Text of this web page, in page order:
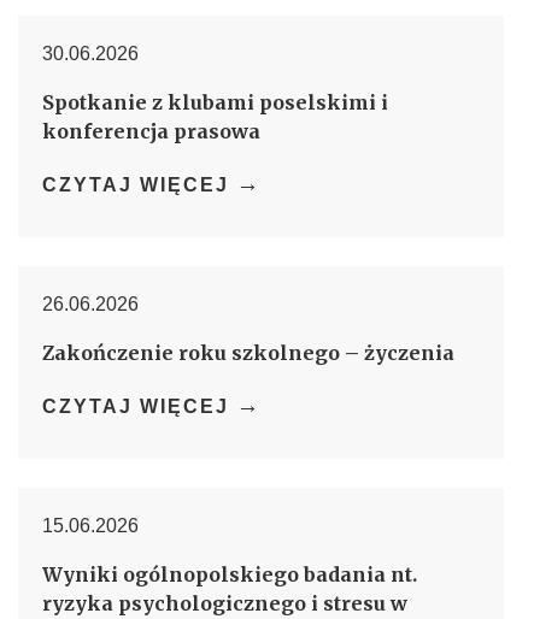
30.06.2026
Spotkanie z klubami poselskimi i
konferencja prasowa
CZYTAJ WIĘCEJ →
26.06.2026
Zakończenie roku szkolnego – życzenia
CZYTAJ WIĘCEJ →
15.06.2026
Wyniki ogólnopolskiego badania nt.
ryzyka psychologicznego i stresu w